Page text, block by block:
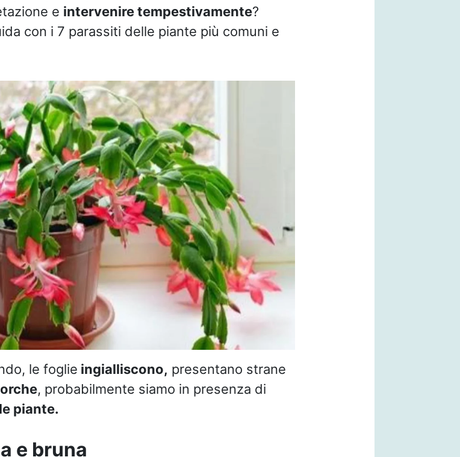
e intervenire tempestivamente?
con i 7 parassiti delle piante più comuni e
le foglie ingialliscono, presentano strane
, probabilmente siamo in presenza di
piante.
e bruna